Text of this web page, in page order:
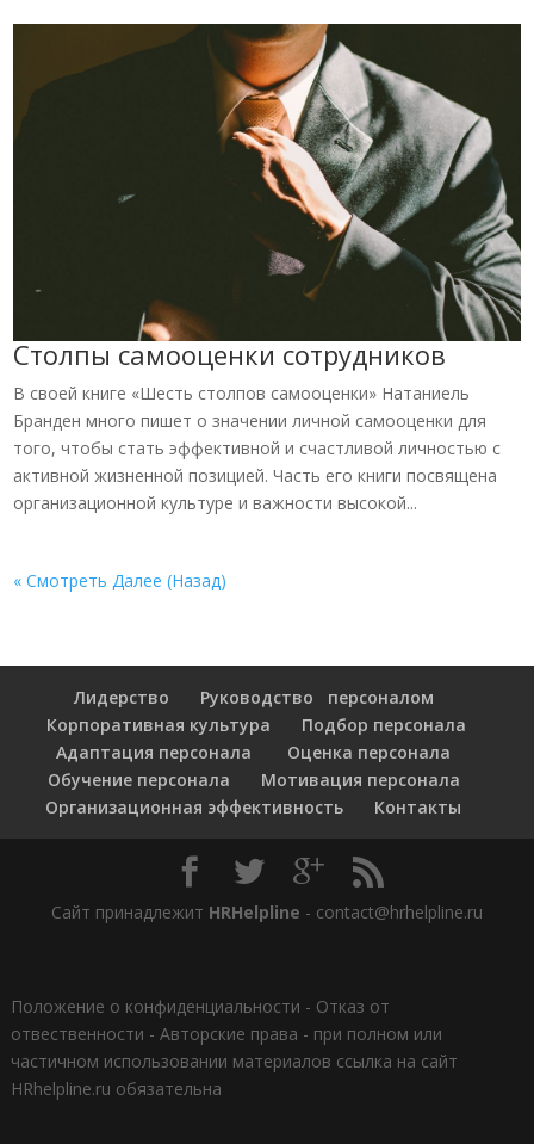
Столпы самооценки сотрудников
В своей книге «Шесть столпов самооценки» Натаниель
Бранден много пишет о значении личной самооценки для
того, чтобы стать эффективной и счастливой личностью с
активной жизненной позицией. Часть его книги посвящена
организационной культуре и важности высокой...
« Смотреть Далее (Назад)
Лидерство
Руководство персоналом
Корпоративная культура
Подбор персонала
Адаптация персонала
Оценка персонала
Обучение персонала
Мотивация персонала
Организационная эффективность
Контакты
Сайт принадлежит HRHelpline - contact@hrhelpline.ru
Положение о конфиденциальности - Отказ от
отвественности - Авторские права - при полном или
частичном использовании материалов ссылка на сайт
HRhelpline.ru обязательна